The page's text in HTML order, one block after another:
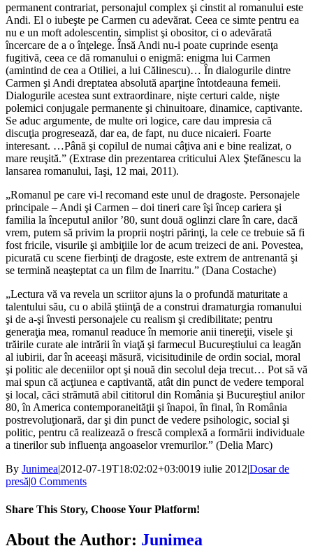
permanent contrariat, personajul complex şi cinstit al romanului este
Andi. El o iubeşte pe Carmen cu adevărat. Ceea ce simte pentru ea
nu e un moft adolescentin, simplist şi obositor, ci o adevărată
încercare de a o înţelege. Însă Andi nu-i poate cuprinde esenţa
fugitivă, ceea ce dă romanului o enigmă: enigma lui Carmen
(amintind de cea a Otiliei, a lui Călinescu)… În dialogurile dintre
Carmen şi Andi dreptatea absolută aparţine întotdeauna femeii.
Dialogurile acestea sunt extraordinare, nişte certuri calde, nişte
polemici conjugale permanente şi chinuitoare, dinamice, captivante.
Se aduc argumente, de multe ori logice, care dau impresia că
discuţia progresează, dar ea, de fapt, nu duce nicaieri. Foarte
interesant. …Până şi copilul de numai câţiva ani e bine realizat, o
mare reuşită.” (Extrase din prezentarea criticului Alex Ştefănescu la
lansarea romanului, Iaşi, 12 mai, 2011).
„Romanul pe care vi-l recomand este unul de dragoste. Personajele
principale – Andi şi Carmen – doi tineri care îşi încep cariera şi
familia la începutul anilor ’80, sunt două oglinzi clare în care, dacă
vrem, putem să privim la proprii noştri părinţi, la cele ce trebuie să fi
fost fricile, visurile şi ambiţiile lor de acum treizeci de ani. Povestea,
picurată cu scene fierbinţi de dragoste, este extrem de antrenantă şi
se termină neaşteptat ca un film de Inarritu.” (Dana Costache)
„Lectura vă va revela un scriitor ajuns la o profundă maturitate a
talentului său, cu o abilă ştiinţă de a construi dramaturgia romanului
şi de a-şi învesti personajele cu realism şi credibilitate; pentru
generaţia mea, romanul readuce în memorie anii tinereţii, visele şi
trăirile curate ale intrării în viaţă şi farmecul Bucureştiului ca leagăn
al iubirii, dar în aceeaşi măsură, vicisitudinile de ordin social, moral
şi politic ale deceniilor opt şi nouă din secolul deja trecut… Pot să vă
mai spun că acţiunea e captivantă, atât din punct de vedere temporal
şi local, căci strămută abil cititorul din România şi Bucureştiul anilor
80, în America contemporaneităţii şi înapoi, în final, în România
postrevoluţionară, dar şi din punct de vedere psihologic, social şi
politic, pentru că realizează o frescă complexă a formării individuale
a tinerilor sub influenţa angoaselor vremurilor.” (Delia Marc)
By Junimea|2012-07-19T18:02:02+03:0019 iulie 2012|Dosar de
presă|0 Comments
Share This Story, Choose Your Platform!
Facebook
X
Bluesky
Reddit
LinkedIn
WhatsApp
Telegram
Tumblr
Xing
Email
Copy
About the Author: Junimea